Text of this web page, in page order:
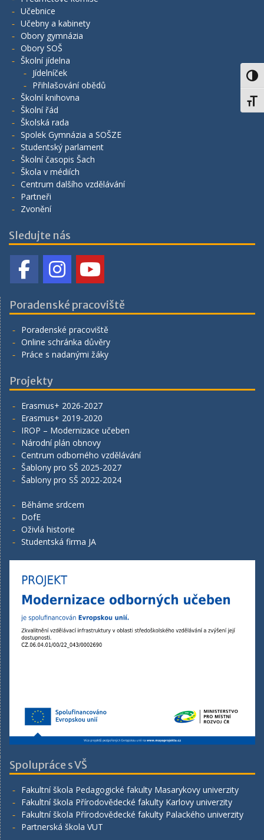
Učebnice
Učebny a kabinety
Obory gymnázia
Obory SOŠ
Školní jídelna
Jídelníček
Přihlašování obědů
Školní knihovna
Školní řád
Školská rada
Spolek Gymnázia a SOŠZE
Studentský parlament
Školní časopis Šach
Škola v médiích
Centrum dalšího vzdělávání
Partneři
Zvonění
Sledujte nás
Poradenské pracoviště
Poradenské pracoviště
Online schránka důvěry
Práce s nadanými žáky
Projekty
Erasmus+ 2026-2027
Erasmus+ 2019-2020
IROP – Modernizace učeben
Národní plán obnovy
Centrum odborného vzdělávání
Šablony pro SŠ 2025-2027
Šablony pro SŠ 2022-2024
Běháme srdcem
DofE
Oživlá historie
Studentská firma JA
Spolupráce s VŠ
Fakultní škola Pedagogické fakulty Masarykovy univerzity
Fakultní škola Přírodovědecké fakulty Karlovy univerzity
Fakultní škola Přírodovědecké fakulty Palackého univerzity
Partnerská škola VUT